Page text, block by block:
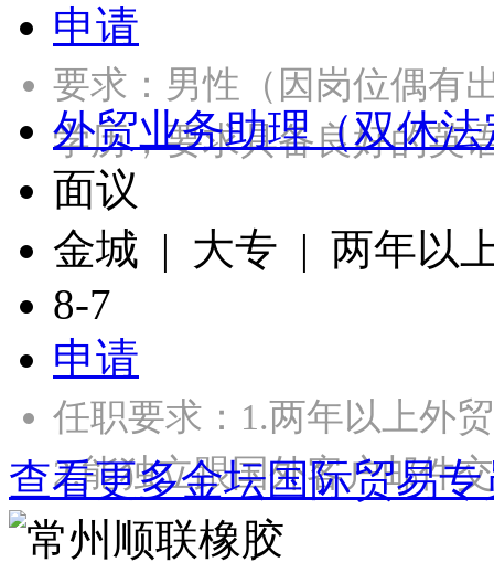
申请
要求：男性（因岗位偶有
学历，要求具备良好的
外贸业务助理（双休
面议
金城 | 大专 | 两年以
8-7
申请
任职要求：1.两年以上外
2.能独立跟国外客户邮件
查看更多金坛国际贸易